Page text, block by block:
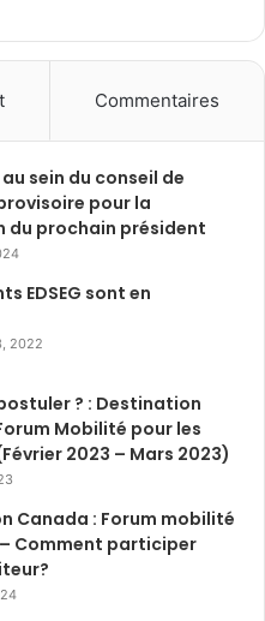
Commentaires
sein du conseil de
pour la
du prochain président
EDSEG sont en
2022
? : Destination
Mobilité pour les
2023 – Mars 2023)
Canada : Forum mobilité
Comment participer